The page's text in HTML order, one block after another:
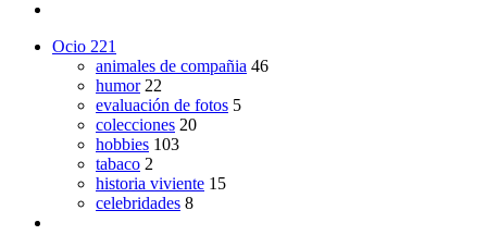
Ocio 221
animales de compañia 46
humor 22
evaluación de fotos 5
colecciones 20
hobbies 103
tabaco 2
historia viviente 15
celebridades 8